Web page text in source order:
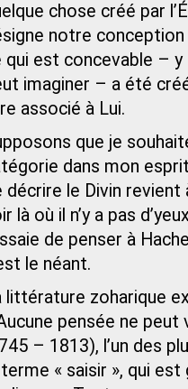
chose créé par
notre
qui est concevable –
imaginer – a été
associé à Lui.
que je
dans mon
décrire le Divin revient
là où il n’y a pas
de penser à
le néant.
littérature zoharique
pensée ne peut
– 1813), l’un des
terme « saisir », qui